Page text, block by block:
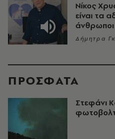
Νίκος
είναι τα
άνθρωποι
Δήμητρα
ΠΡΟΣΦΑΤΑ
Στεφάνι